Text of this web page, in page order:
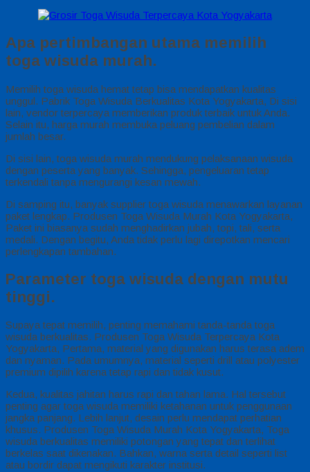
Apa pertimbangan utama memilih
toga wisuda murah.
Memilih toga wisuda hemat tetap bisa mendapatkan kualitas
unggul. Pabrik Toga Wisuda Berkualitas Kota Yogyakarta, Di sisi
lain, vendor terpercaya memberikan produk terbaik untuk Anda.
Selain itu, harga murah membuka peluang pembelian dalam
jumlah besar.
Di sisi lain, toga wisuda murah mendukung pelaksanaan wisuda
dengan peserta yang banyak. Sehingga, pengeluaran tetap
terkendali tanpa mengurangi kesan mewah.
Di samping itu, banyak supplier toga wisuda menawarkan layanan
paket lengkap. Produsen Toga Wisuda Murah Kota Yogyakarta,
Paket ini biasanya sudah menghadirkan jubah, topi, tali, serta
medali. Dengan begitu, Anda tidak perlu lagi direpotkan mencari
perlengkapan tambahan.
Parameter toga wisuda dengan mutu
tinggi.
Supaya tepat memilih, penting memahami tanda-tanda toga
wisuda berkualitas. Produsen Toga Wisuda Terpercaya Kota
Yogyakarta, Pertama, material yang digunakan harus terasa adem
dan nyaman. Pada umumnya, material seperti drill atau polyester
premium dipilih karena tetap rapi dan tidak kusut.
Kedua, kualitas jahitan harus rapi dan tahan lama. Hal tersebut
penting agar toga wisuda memiliki ketahanan untuk penggunaan
jangka panjang. Lebih lanjut, desain perlu mendapat perhatian
khusus. Produsen Toga Wisuda Murah Kota Yogyakarta, Toga
wisuda berkualitas memiliki potongan yang tepat dan terlihat
berkelas saat dikenakan. Bahkan, warna serta detail seperti list
atau bordir dapat mengikuti karakter institusi.